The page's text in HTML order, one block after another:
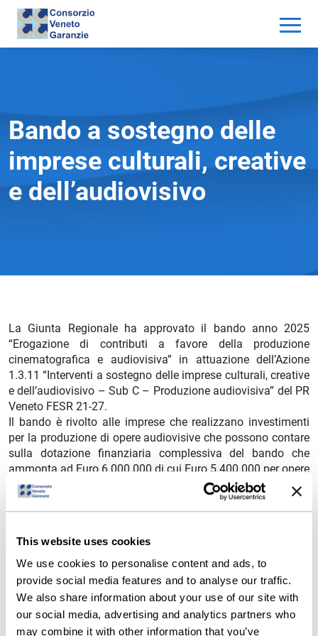
This website uses cookies
We use cookies to personalise content and ads, to
provide social media features and to analyse our traffic.
We also share information about your use of our site with
our social media, advertising and analytics partners who
may combine it with other information that you’ve
Bando a sostegno delle
imprese culturali, creative
e dell’audiovisivo
La Giunta Regionale ha approvato il bando anno 2025
“Erogazione di contributi a favore della produzione
cinematografica e audiovisiva” in attuazione dell’Azione
1.3.11 “Interventi a sostegno delle imprese culturali, creative
e dell’audiovisivo – Sub C – Produzione audiovisiva” del PR
Veneto FESR 21-27.
Il bando è rivolto alle imprese che realizzano investimenti
per la produzione di opere audiovisive che possono contare
sulla dotazione finanziaria complessiva del bando che
ammonta ad Euro 6.000.000 di cui Euro 5.400.000 per opere
afferenti alla categoria “lungometraggi di finzione o
animazione”, serialità (finzione, documentaria, docufiction,
animazione)” ed Euro 600.000 per opere afferenti alla
reality), AR (Augmented Reality), MR (Mixed Reality)”.
I termini di apertura per la presentazione delle domande di
contributo sono fissati in due sportelli:
Prima apertura dalle ore 10.00 dell’08/04/2025 alle ore
17.00 del 20/05/2025
Seconda apertura dalle ore 10.00 del 07/10/2025 alle ore